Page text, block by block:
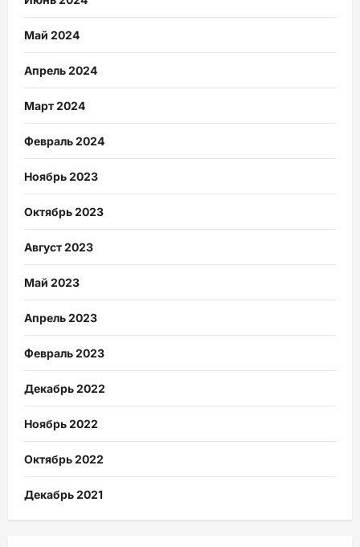
Май 2024
Апрель 2024
Март 2024
Февраль 2024
Ноябрь 2023
Октябрь 2023
Август 2023
Май 2023
Апрель 2023
Февраль 2023
Декабрь 2022
Ноябрь 2022
Октябрь 2022
Декабрь 2021